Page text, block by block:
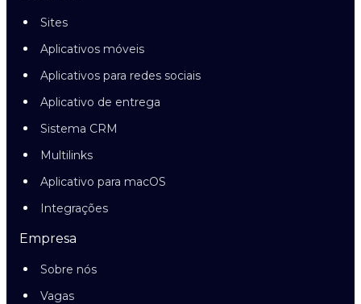
Sites
Aplicativos móveis
Aplicativos para redes sociais
Aplicativo de entrega
Sistema CRM
Multilinks
Aplicativo para macOS
Integrações
Empresa
Sobre nós
Vagas